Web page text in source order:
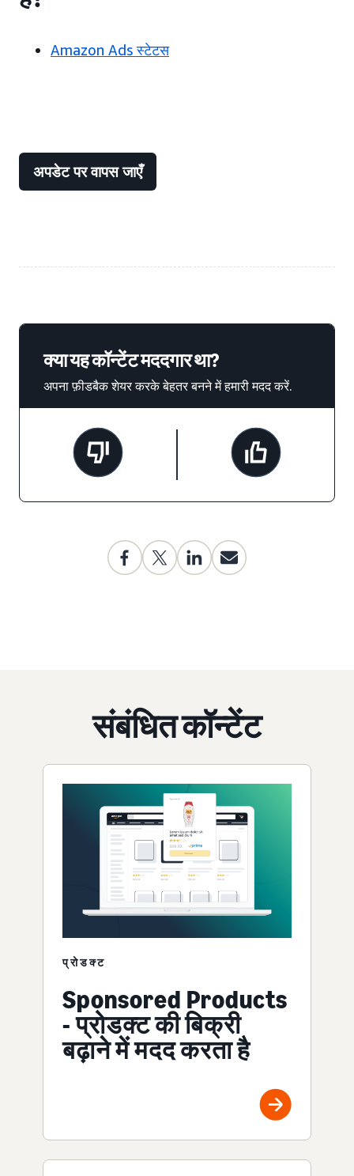
Amazon Ads स्टेटस
अपडेट पर वापस जाएँ
क्या यह कॉन्टेंट मददगार था?
अपना फ़ीडबैक शेयर करके बेहतर बनने में हमारी मदद करें.
संबंधित कॉन्टेंट
प्रोडक्ट
Sponsored Products
- प्रोडक्ट की बिक्री
बढ़ाने में मदद करता है